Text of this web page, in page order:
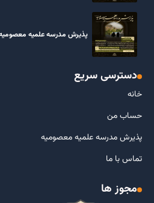
پذیرش مدرسه علمیه
دسترسی سریع
خانه
حساب من
پذیرش مدرسه علمیه معصومیه
تماس با ما
مجوز ها